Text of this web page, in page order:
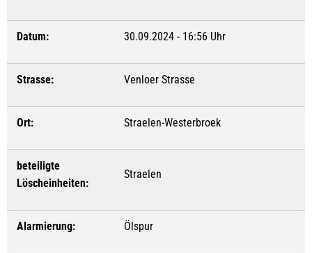
Datum: 30.09.2024 - 16:56 Uhr
Strasse: Venloer Strasse
Ort: Straelen-Westerbroek
beteiligte
Löscheinheiten:
Straelen
Alarmierung: Ölspur